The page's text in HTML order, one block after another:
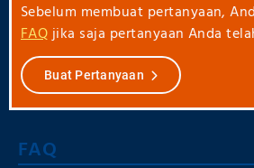
Sebelum membuat pertanyaan,
FAQjika saja pertanyaan Anda
Buat Pertanyaan
FAQ